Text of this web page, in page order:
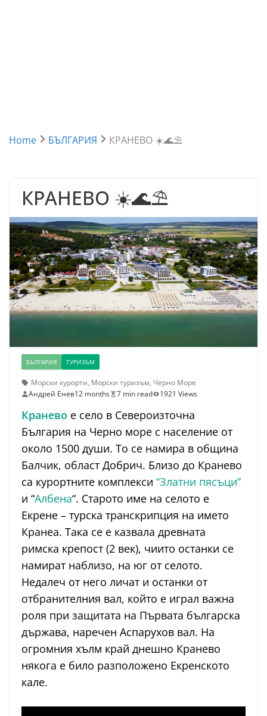
Home БЪЛГАРИЯ КРАНЕВО ☀️🌊⛱
КРАНЕВО ☀️🌊⛱
БЪЛГАРИЯ ТУРИЗЪМ
Морски курорти, Морски туризъм, Черно Море
Андрей Енев12 months 7 min read 1921 Views
Кранево е село в Североизточна
България на Черно море с население от
около 1500 души. То се намира в община
Балчик, област Добрич. Близо до Кранево
са курортните комплекси “Златни пясъци”
и “Албена“. Старото име на селото е
Екрене – турска транскрипция на името
Кранеа. Така се е казвала древната
римска крепост (2 век), чиито останки се
намират наблизо, на юг от селото.
Недалеч от него личат и останки от
отбранителния вал, който е играл важна
роля при защитата на Първата българска
държава, наречен Аспарухов вал. На
огромния хълм край днешно Кранево
някога е било разположено Екренското
кале.